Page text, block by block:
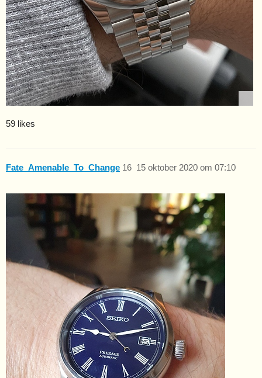
59 likes
Fate_Amenable_To_Change 15 oktober 2020 om 07:10
16